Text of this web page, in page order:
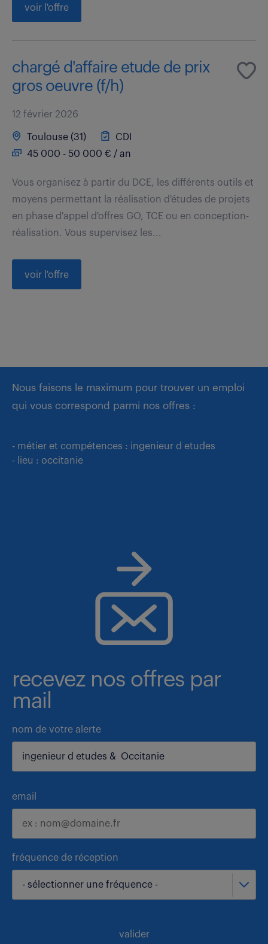
voir l'offre
chargé d'affaire etude de prix
gros oeuvre (f/h)
12 février 2026
Toulouse (31)
CDI
45 000 - 50 000 € / an
Vous organisez à partir du DCE, les différents outils et
moyens permettant la réalisation d'études de projets
en phase d'appel d'offres GO, TCE ou en conception-
réalisation. Vous supervisez les...
voir l'offre
Nous faisons le maximum pour trouver un emploi
qui vous correspond parmi nos offres :
- métier et compétences : ingenieur d etudes
- lieu : occitanie
recevez nos offres par
mail
nom de votre alerte
email
fréquence de réception
- sélectionner une fréquence -
valider